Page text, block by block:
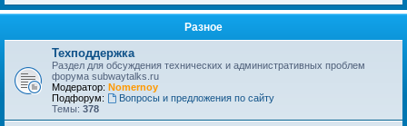
Разное
Техподдержка
Раздел для обсуждения технических и административных проблем
форума subwaytalks.ru
Модератор: Nomernoy
Подфорум:
Вопросы и предложения по сайту
Темы: 378